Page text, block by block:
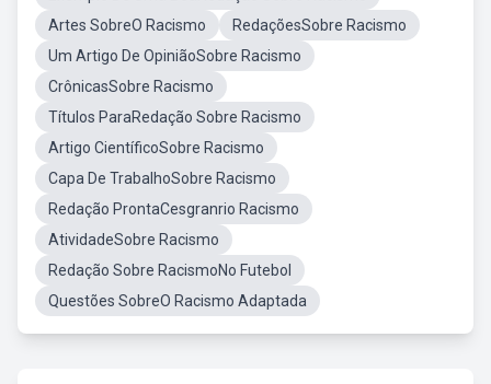
Artes SobreO Racismo
RedaçõesSobre Racismo
Um Artigo De OpiniãoSobre Racismo
CrônicasSobre Racismo
Títulos ParaRedação Sobre Racismo
Artigo CientíficoSobre Racismo
Capa De TrabalhoSobre Racismo
Redação ProntaCesgranrio Racismo
AtividadeSobre Racismo
Redação Sobre RacismoNo Futebol
Questões SobreO Racismo Adaptada